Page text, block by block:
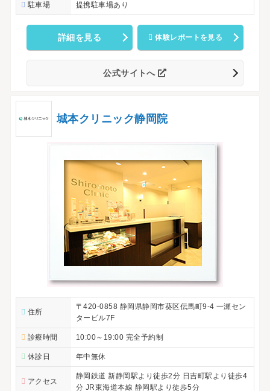
駐車場 提携駐車場あり
詳細を見る 体験レポートを見る
公式サイトへ
城本クリニック静岡院
住所
〒420-0858 静岡県静岡市葵区伝馬町9-4 一瀬セン
タービル7F
診療時間 10:00～19:00 完全予約制
休診日 年中無休
アクセス
静岡鉄道 新静岡駅より徒歩2分 日吉町駅より徒歩4
分 JR東海道本線 静岡駅より徒歩5分